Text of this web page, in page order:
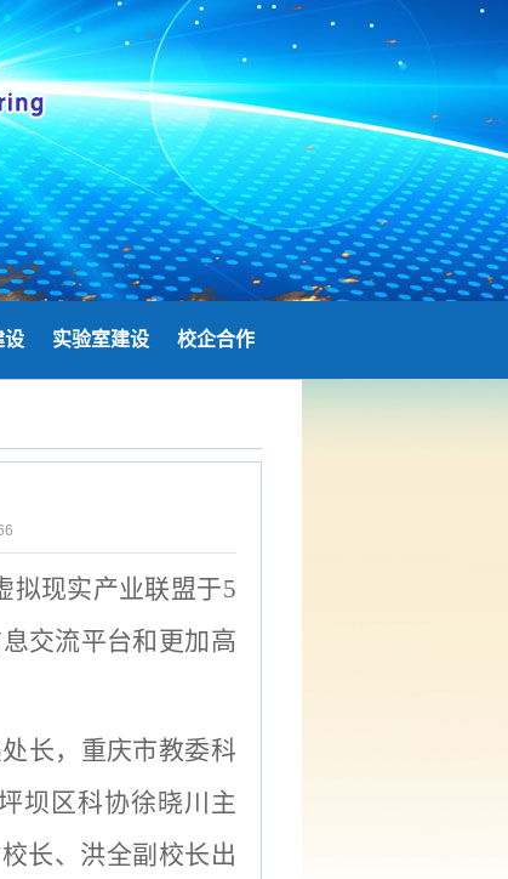
设 实验室建设 校企合作
拟现实产业联盟于5
交流平台和更加高
长，重庆市教委科
坝 区科协徐晓川主
长、洪全副校长出